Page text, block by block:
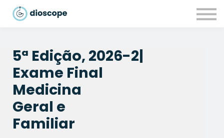
LOGIN
5ª Edição, 2026-2|
Exame Final
Medicina
Geral e
Familiar